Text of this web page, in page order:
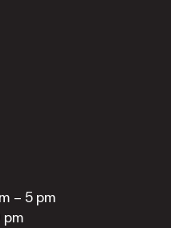
– 5 pm
pm